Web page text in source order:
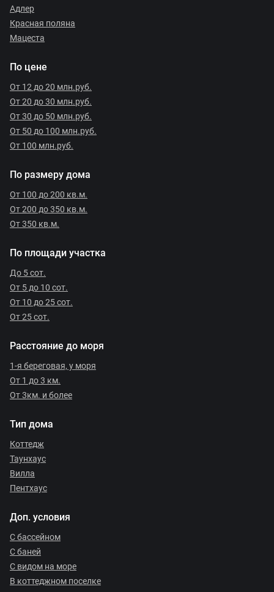
Адлер
Красная поляна
Мацеста
По цене
От 12 до 20 млн.руб.
От 20 до 30 млн.руб.
От 30 до 50 млн.руб.
От 50 до 100 млн.руб.
От 100 млн.руб.
По размеру дома
От 100 до 200 кв.м.
От 200 до 350 кв.м.
От 350 кв.м.
По площади участка
До 5 сот.
От 5 до 10 сот.
От 10 до 25 сот.
От 25 сот.
Расстояние до моря
1-я береговая, у моря
От 1 до 3 км.
От 3км. и более
Тип дома
Коттедж
Таунхаус
Вилла
Пентхаус
Доп. условия
С бассейном
С баней
С видом на море
В коттеджном поселке